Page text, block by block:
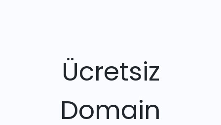
Ücretsiz
Domain